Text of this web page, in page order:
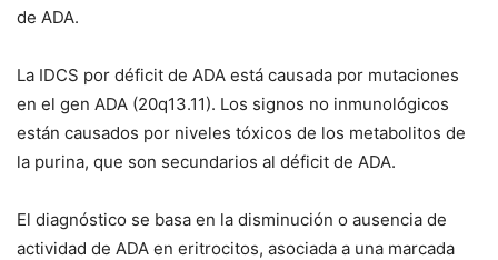
de ADA.
La IDCS por déficit de ADA está causada por mutaciones
en el gen ADA (20q13.11). Los signos no inmunológicos
están causados por niveles tóxicos de los metabolitos de
la purina, que son secundarios al déficit de ADA.
El diagnóstico se basa en la disminución o ausencia de
actividad de ADA en eritrocitos, asociada a una marcada